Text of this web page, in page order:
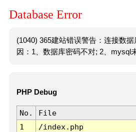
Database Error
(1040) 365建站错误警告：连接数
因：1、数据库密码不对; 2、mysql
PHP Debug
No. File
1
/index.php